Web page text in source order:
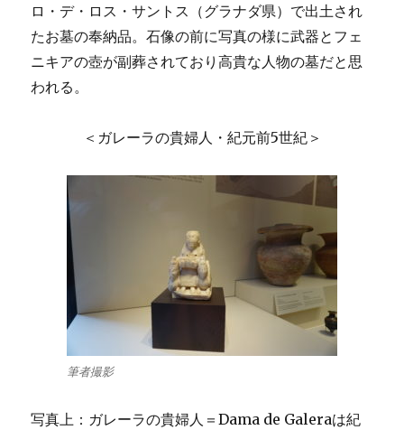
ロ・デ・ロス・サントス（グラナダ県）で出土され
たお墓の奉納品。石像の前に写真の様に武器とフェ
ニキアの壺が副葬されており高貴な人物の墓だと思
われる。
＜ガレーラの貴婦人・紀元前5世紀＞
筆者撮影
写真上：ガレーラの貴婦人＝Dama de Galeraは紀